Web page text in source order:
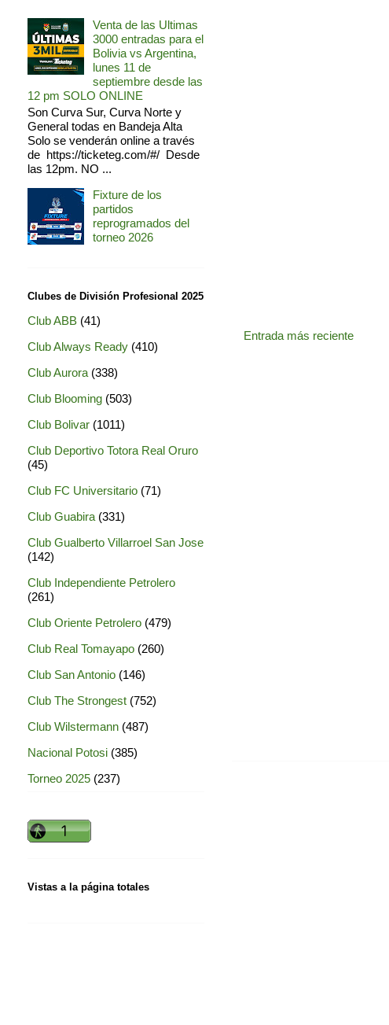
Entrada más reciente
Venta de las Ultimas
3000 entradas para el
Bolivia vs Argentina,
lunes 11 de
septiembre desde las
12 pm SOLO ONLINE
Son Curva Sur, Curva Norte y
General todas en Bandeja Alta
Solo se venderán online a través
de https://ticketeg.com/#/ Desde
las 12pm. NO ...
Fixture de los
partidos
reprogramados del
torneo 2026
Clubes de División Profesional 2025
Club ABB (41)
Club Always Ready (410)
Club Aurora (338)
Club Blooming (503)
Club Bolivar (1011)
Club Deportivo Totora Real Oruro
(45)
Club FC Universitario (71)
Club Guabira (331)
Club Gualberto Villarroel San Jose
(142)
Club Independiente Petrolero
(261)
Club Oriente Petrolero (479)
Club Real Tomayapo (260)
Club San Antonio (146)
Club The Strongest (752)
Club Wilstermann (487)
Nacional Potosi (385)
Torneo 2025 (237)
Vistas a la página totales